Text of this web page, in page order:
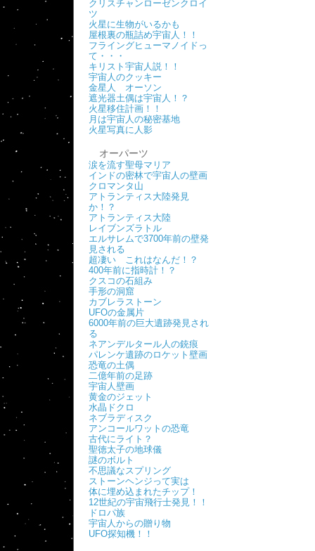
クリスチャンローゼンクロイ
ツ
火星に生物がいるかも
屋根裏の瓶詰め宇宙人！！
フライングヒューマノイドっ
て・・・
キリスト宇宙人説！！
宇宙人のクッキー
金星人 オーソン
遮光器土偶は宇宙人！？
火星移住計画！！
月は宇宙人の秘密基地
火星写真に人影
オーパーツ
涙を流す聖母マリア
インドの密林で宇宙人の壁画
クロマンタ山
アトランティス大陸発見
か！？
アトランティス大陸
レイブンズラトル
エルサレムで3700年前の壁発
見される
超凄い これはなんだ！？
400年前に指時計！？
クスコの石組み
手形の洞窟
カブレラストーン
UFOの金属片
6000年前の巨大遺跡発見され
る
ネアンデルタール人の銃痕
パレンケ遺跡のロケット壁画
恐竜の土偶
二億年前の足跡
宇宙人壁画
黄金のジェット
水晶ドクロ
ネブラディスク
アンコールワットの恐竜
古代にライト？
聖徳太子の地球儀
謎のボルト
不思議なスプリング
ストーンヘンジって実は
体に埋め込まれたチップ！
12世紀の宇宙飛行士発見！！
ドロパ族
宇宙人からの贈り物
UFO探知機！！